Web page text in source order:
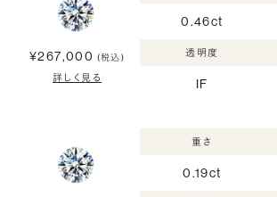
¥267,000 (税込)
詳しく見る
0.46ct
透明度
IF
重さ
0.19ct